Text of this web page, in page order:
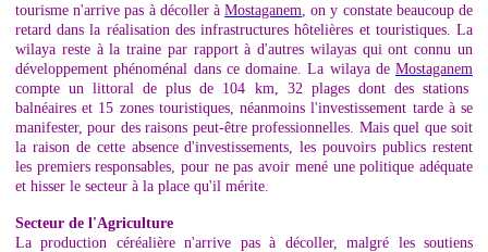
tourisme n'arrive pas à décoller àMostaganem, on y constate beaucoup de
retard dans la réalisation des infrastructures hôtelières et touristiques. La
wilaya reste à la traine par rapport à d'autres wilayas qui ont connu un
développement phénoménal dans ce domaine. La wilaya de Mostaganem
compte un littoral de plus de 104 km, 32 plages dont des stations
balnéaires et 15 zones touristiques, néanmoins l'investissement tarde à se
manifester, pour des raisons peut-être professionnelles. Mais quel que soit
la raison de cette absence d'investissements, les pouvoirs publics restent
les premiers responsables, pour ne pas avoir mené une politique adéquate
et hisser le secteur à la place qu'il mérite.
Secteur de l'Agriculture
La production céréalière n'arrive pas à décoller, malgré les soutiens